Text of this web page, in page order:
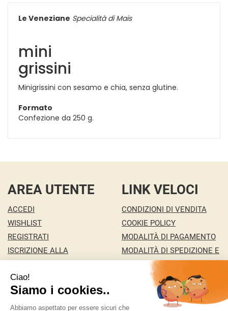
Le Veneziane Specialità di Mais
mini
grissini
Minigrissini con sesamo e chia, senza glutine.
Formato
Confezione da 250 g.
AREA UTENTE
ACCEDI
WISHLIST
REGISTRATI
ISCRIZIONE ALLA
CONTATTI
LINK VELOCI
CONDIZIONI DI VENDITA
COOKIE POLICY
MODALITÀ DI PAGAMENTO
MODALITÀ DI SPEDIZIONE E
INFORMATIVA PRIVACY